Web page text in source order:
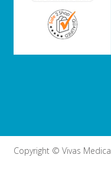
Copyright © Vivas Medica